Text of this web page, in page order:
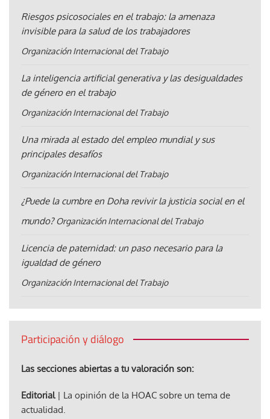
Riesgos psicosociales en el trabajo: la amenaza
invisible para la salud de los trabajadores
Organización Internacional del Trabajo
La inteligencia artificial generativa y las desigualdades
de género en el trabajo
Organización Internacional del Trabajo
Una mirada al estado del empleo mundial y sus
principales desafíos
Organización Internacional del Trabajo
¿Puede la cumbre en Doha revivir la justicia social en el
mundo? Organización Internacional del Trabajo
Licencia de paternidad: un paso necesario para la
igualdad de género
Organización Internacional del Trabajo
Participación y diálogo
Las secciones abiertas a tu valoración son:
Editorial| La opinión de la HOAC sobre un tema de
actualidad.